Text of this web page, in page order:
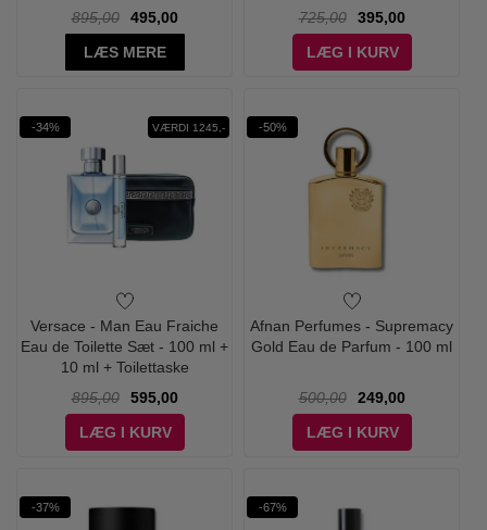
895,00
495,00
LÆS MERE
725,00
395,00
LÆG I KURV
-34% VÆRDI 1245,-
Versace - Man Eau Fraiche
Eau de Toilette Sæt - 100 ml +
10 ml + Toilettaske
895,00
595,00
LÆG I KURV
-50%
Afnan Perfumes - Supremacy
Gold Eau de Parfum - 100 ml
500,00
249,00
LÆG I KURV
-37% -67%